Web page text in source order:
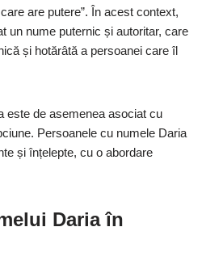
are putere”. În acest context,
un nume puternic și autoritar, care
și hotărâtă a persoanei care îl
este de asemenea asociat cu
Persoanele cu numele Daria
și înțelepte, cu o abordare
Daria în